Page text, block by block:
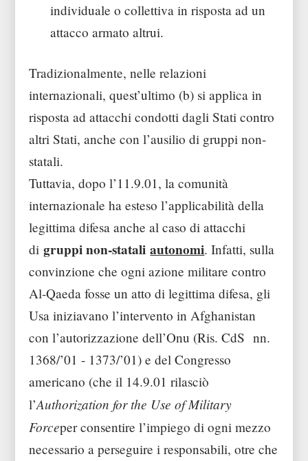
individuale o collettiva in risposta ad un
attacco armato altrui.
Tradizionalmente, nelle relazioni
internazionali, quest’ultimo (b) si applica in
risposta ad attacchi condotti dagli Stati contro
altri Stati, anche con l’ausilio di gruppi non-
statali.
Tuttavia, dopo l’11.9.01, la comunità
internazionale ha esteso l’applicabilità della
legittima difesa anche al caso di attacchi
digruppi non-statali autonomi. Infatti, sulla
convinzione che ogni azione militare contro
Al-Qaeda fosse un atto di legittima difesa, gli
Usa iniziavano l’intervento in Afghanistan
con l’autorizzazione dell’Onu (Ris. CdS nn.
1368/’01 - 1373/’01) e del Congresso
americano (che il 14.9.01 rilasciò
l’Authorization for the Use of Military
Forceper consentire l’impiego di ogni mezzo
necessario a perseguire i responsabili, otre che